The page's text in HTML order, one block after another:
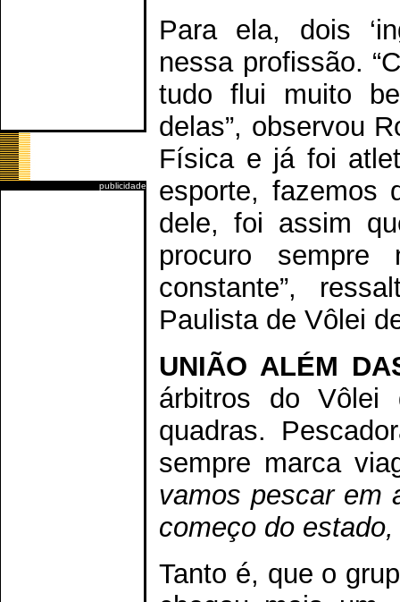
publicidade
Para ela, dois
nessa profissão.
tudo flui muito
delas”, observou
Física e já foi
esporte, fazemos
dele, foi assim
procuro sempre
constante”,
Paulista de Vôlei
UNIÃO ALÉM
árbitros do
quadras.
sempre marca
vamos pescar em
começo do
Tanto é, que o